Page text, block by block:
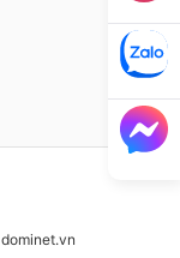
dominet.vn